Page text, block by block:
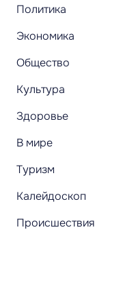
Политика
Экономика
Общество
Культура
Здоровье
В мире
Туризм
Калейдоскоп
Происшествия